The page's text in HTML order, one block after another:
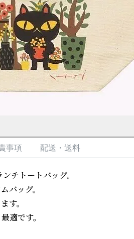
事項 配送・送料
チトートバッグ。
バッグ。
す。
適です。